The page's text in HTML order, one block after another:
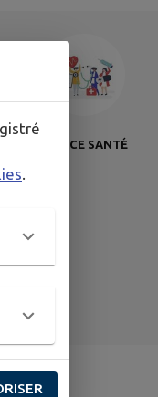
ESPACE SANTÉ
.